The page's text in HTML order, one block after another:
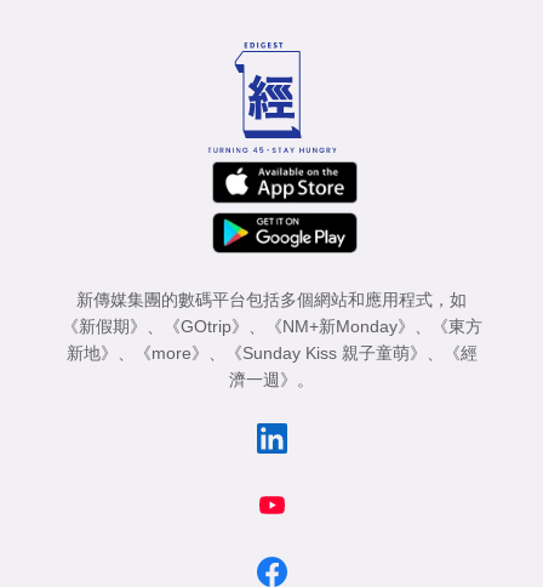
新傳媒集團的數碼平台包括多個網站和應用程式，如
《新假期》
《GOtrip》 《NM+新Monday》
《東方
新地》
《more》 《Sunday Kiss 親子童萌》
《經
濟一週》
。